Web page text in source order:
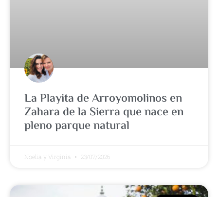
La Playita de Arroyomolinos en
Zahara de la Sierra que nace en
pleno parque natural
Noelia y Virginia 23/07/2026